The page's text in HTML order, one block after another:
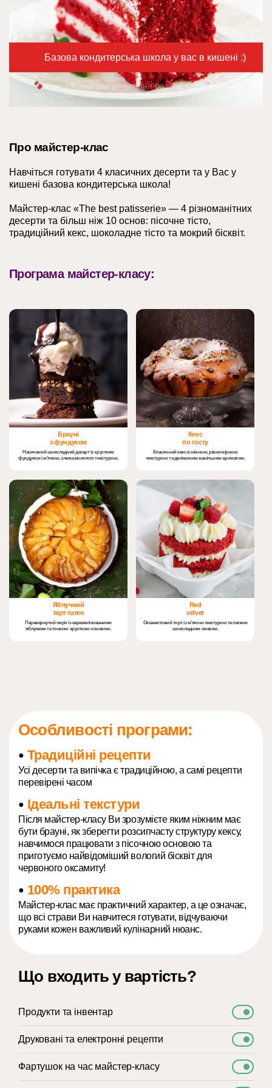
Базова кондитерська школа у вас в кишені :)
Випічка, яка дає розуміння бази кондитерського
мистецтва і впевненість у кожному наступному десерті.
Про майстер-клас
Навчіться готувати 4 класичних десерти та у Вас у
кишені базова кондитерська школа!
Майстер-клас «The best patisserie» — 4 різноманітних
десерти та більш ніж 10 основ: пісочне тісто,
традиційний кекс, шоколадне тісто та мокрий бісквіт.
Програма майстер-класу:
Брауні
з фундуком
Насичений шоколадний десерт із хрустким
фундуком і м’якою, злегка вологого текстурою.
Кекс
по госту
Класичний кекс із ніжною, рівномірною
текстурою та делікатним ванільним ароматом.
Яблучний
тарт-татен
Перевернутий пиріг із карамелізованими
яблуками та тонкою хрусткою основою.
Red
velvet
Оксамитовий торт із м’якою текстурою та легким
шоколадним смаком.
Особливості програми:
● Традиційні рецепти
Усі десерти та випічка є традиційною, а самі рецепти
перевірені часом
● Ідеальні текстури
Після майстер-класу Ви зрозумієте яким ніжним має
бути брауні, як зберегти розсипчасту структуру кексу,
навчимося працювати з пісочною основою та
приготуємо найвідоміший вологий бісквіт для
червоного оксамиту!
● 100% практика
Майстер-клас має практичний характер, а це означає,
що всі страви Ви навчитеся готувати, відчуваючи
руками кожен важливий кулінарний нюанс.
Що входить у вартість?
Продукти та інвентар
Друковані та електронні рецепти
Фартушок на час майстер-класу